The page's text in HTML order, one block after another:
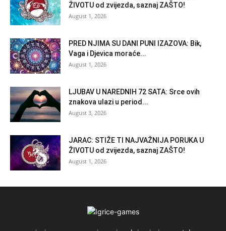
ŽIVOTU od zvijezda, saznaj ZAŠTO!
August 1, 2026
PRED NJIMA SU DANI PUNI IZAZOVA: Bik,
Vaga i Djevica moraće...
August 1, 2026
LJUBAV U NAREDNIH 72 SATA: Srce ovih
znakova ulazi u period...
August 3, 2026
JARAC: STIŽE TI NAJVAŽNIJA PORUKA U
ŽIVOTU od zvijezda, saznaj ZAŠTO!
August 1, 2026